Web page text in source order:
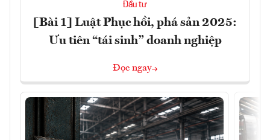
Đầu tư
[Bài 1] Luật Phục hồi, phá sản 2025:
Ưu tiên “tái sinh” doanh nghiệp
Đọc ngay